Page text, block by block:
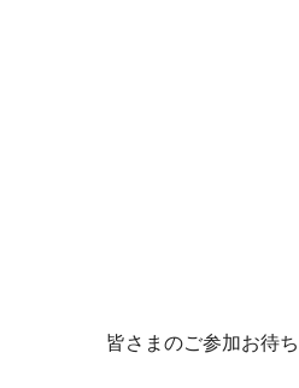
皆さまのご参加お待